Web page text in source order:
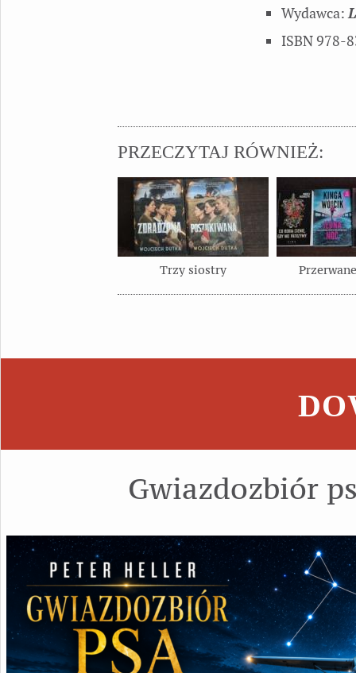
Wydawca:
ISBN 978-
PRZECZYTAJ RÓWNIEŻ:
Trzy siostry
Gwiazdozbiór